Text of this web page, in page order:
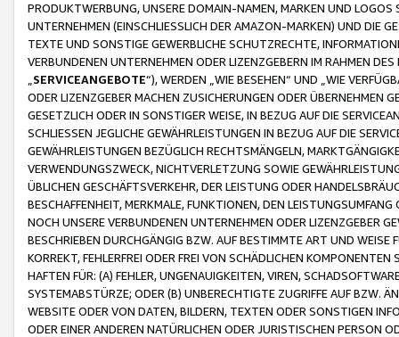
PRODUKTWERBUNG, UNSERE DOMAIN-NAMEN, MARKEN UND
UNTERNEHMEN (EINSCHLIESSLICH DER AMAZON-MARKEN) UND DIE
TEXTE UND SONSTIGE GEWERBLICHE SCHUTZRECHTE,
VERBUNDENEN UNTERNEHMEN ODER LIZENZGEBERN IM RAHMEN
SERVICEANGEBOTE“), WERDEN „WIE BESEHEN“ UND „WIE
ODER LIZENZGEBER MACHEN ZUSICHERUNGEN ODER ÜBERNEHMEN
GESETZLICH ODER IN SONSTIGER WEISE, IN BEZUG AUF DIE
SCHLIESSEN JEGLICHE GEWÄHRLEISTUNGEN IN BEZUG AUF DIE
GEWÄHRLEISTUNGEN BEZÜGLICH RECHTSMÄNGELN,
VERWENDUNGSZWECK, NICHTVERLETZUNG SOWIE
ÜBLICHEN GESCHÄFTSVERKEHR, DER LEISTUNG ODER
BESCHAFFENHEIT, MERKMALE, FUNKTIONEN, DEN
NOCH UNSERE VERBUNDENEN UNTERNEHMEN ODER LIZENZGEBER
BESCHRIEBEN DURCHGÄNGIG BZW. AUF BESTIMMTE ART UND
KORREKT, FEHLERFREI ODER FREI VON SCHÄDLICHEN
HAFTEN FÜR: (A) FEHLER, UNGENAUIGKEITEN, VIREN,
SYSTEMABSTÜRZE; ODER (B) UNBERECHTIGTE ZUGRIFFE AUF BZW.
WEBSITE ODER VON DATEN, BILDERN, TEXTEN ODER SONSTIGEN
ODER EINER ANDEREN NATÜRLICHEN ODER JURISTISCHEN PERSON